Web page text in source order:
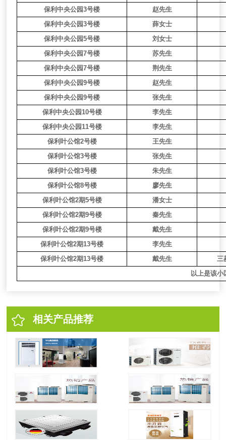
保利中央公园3号楼
赵先生
保利中央公园3号楼
薛女士
保利中央公园5号楼
刘女士
保利中央公园7号楼
苏先生
保利中央公园7号楼
荆先生
保利中央公园9号楼
赵先生
保利中央公园9号楼
张先生
保利中央公园10号楼
李先生
保利中央公园11号楼
李先生
保利叶公馆2号楼
王先生
保利叶公馆3号楼
张先生
保利叶公馆3号楼
朱先生
保利叶公馆8号楼
廖先生
保利叶公馆2期5号楼
潘女士
保利叶公馆2期9号楼
秦先生
保利叶公馆2期9号楼
戴先生
保利叶公馆2期13号楼
李先生
保利叶公馆2期13号楼
戴先生
三
以上是该
相关产品推荐